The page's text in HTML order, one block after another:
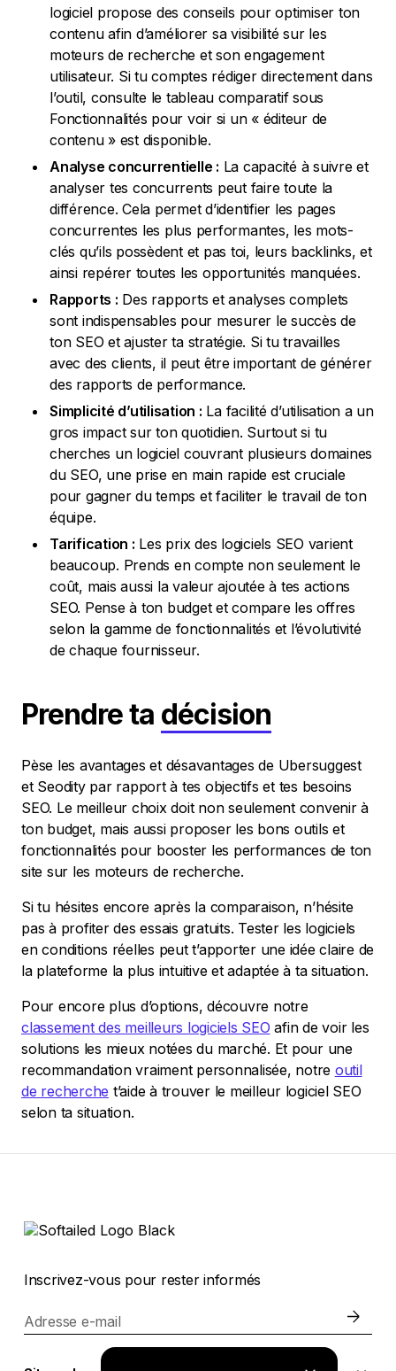
logiciel propose des conseils pour optimiser ton
contenu afin d’améliorer sa visibilité sur les
moteurs de recherche et son engagement
utilisateur. Si tu comptes rédiger directement dans
l’outil, consulte le tableau comparatif sous
Fonctionnalités pour voir si un « éditeur de
contenu » est disponible.
Analyse concurrentielle : La capacité à suivre et
analyser tes concurrents peut faire toute la
différence. Cela permet d’identifier les pages
concurrentes les plus performantes, les mots-
clés qu’ils possèdent et pas toi, leurs backlinks, et
ainsi repérer toutes les opportunités manquées.
Rapports : Des rapports et analyses complets
sont indispensables pour mesurer le succès de
ton SEO et ajuster ta stratégie. Si tu travailles
avec des clients, il peut être important de générer
des rapports de performance.
Simplicité d’utilisation : La facilité d’utilisation a un
gros impact sur ton quotidien. Surtout si tu
cherches un logiciel couvrant plusieurs domaines
du SEO, une prise en main rapide est cruciale
pour gagner du temps et faciliter le travail de ton
équipe.
Tarification : Les prix des logiciels SEO varient
beaucoup. Prends en compte non seulement le
coût, mais aussi la valeur ajoutée à tes actions
SEO. Pense à ton budget et compare les offres
selon la gamme de fonctionnalités et l’évolutivité
de chaque fournisseur.
Prendre ta décision
Pèse les avantages et désavantages de Ubersuggest
et Seodity par rapport à tes objectifs et tes besoins
SEO. Le meilleur choix doit non seulement convenir à
ton budget, mais aussi proposer les bons outils et
fonctionnalités pour booster les performances de ton
site sur les moteurs de recherche.
Si tu hésites encore après la comparaison, n’hésite
pas à profiter des essais gratuits. Tester les logiciels
en conditions réelles peut t’apporter une idée claire de
la plateforme la plus intuitive et adaptée à ta situation.
Pour encore plus d’options, découvre notre
classement des meilleurs logiciels SEO afin de voir les
solutions les mieux notées du marché. Et pour une
recommandation vraiment personnalisée, notre outil
de recherche t’aide à trouver le meilleur logiciel SEO
selon ta situation.
Inscrivez-vous pour rester informés
Adresse e-mail